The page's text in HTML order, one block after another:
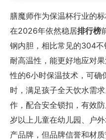
膳魔师作为保温杯行业的
在2026年依然稳居排行榜
钢内胆，相比常见的304
耐高温性，能更好地应对
性的6小时保温技术，可
时，满足孩子全天饮水需
作，配合安全锁扣，有效
岁以上儿童在幼儿园、户
产品牌，但品牌信誉和材